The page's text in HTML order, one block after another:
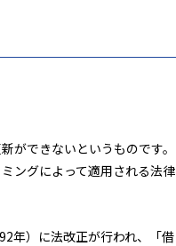
ができないというものです。
ングによって適用される法律
年）に法改正が行われ、「借